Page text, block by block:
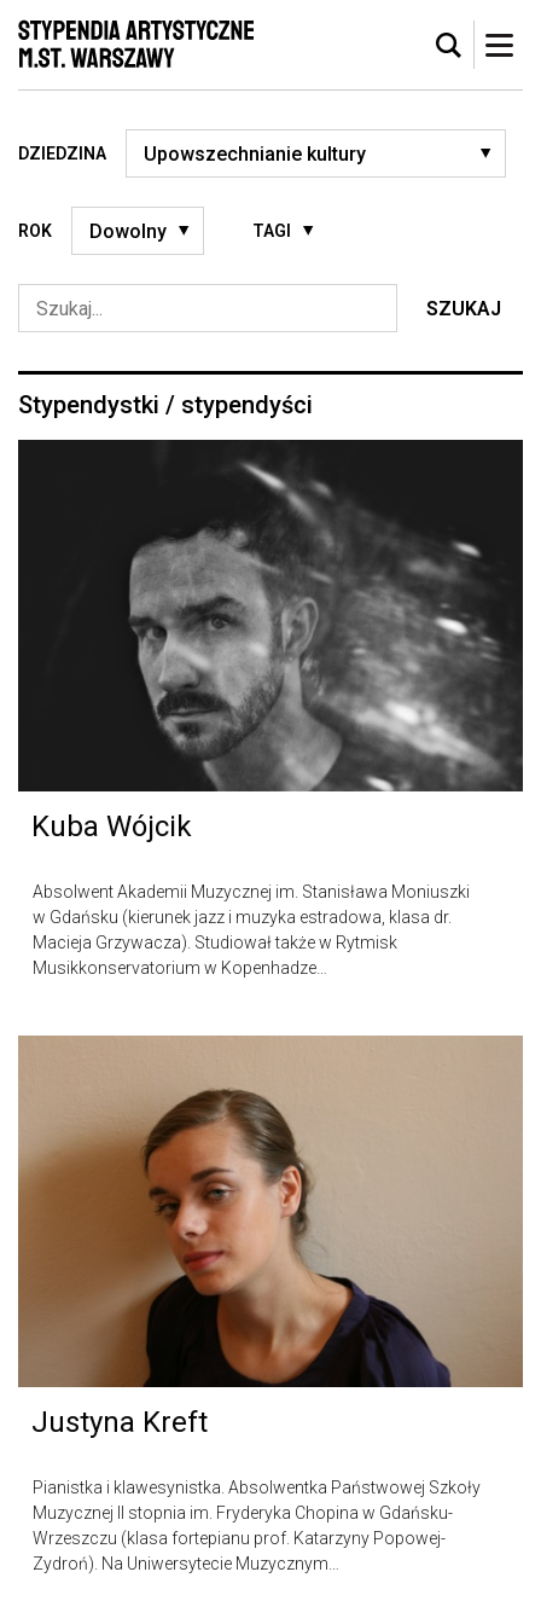
DZIEDZINA
ROK TAGI
SZUKAJ
Stypendystki / stypendyści
Kuba Wójcik
Absolwent Akademii Muzycznej im. Stanisława Moniuszki
w Gdańsku (kierunek jazz i muzyka estradowa, klasa dr.
Macieja Grzywacza). Studiował także w Rytmisk
Musikkonservatorium w Kopenhadze…
Justyna Kreft
Pianistka i klawesynistka. Absolwentka Państwowej Szkoły
Muzycznej II stopnia im. Fryderyka Chopina w Gdańsku-
Wrzeszczu (klasa fortepianu prof. Katarzyny Popowej-
Zydroń). Na Uniwersytecie Muzycznym…